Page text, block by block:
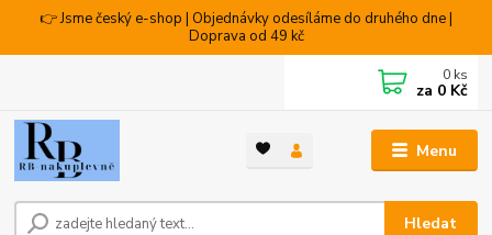
👉 Jsme český e-shop | Objednávky odesíláme do druhého dne |
Doprava od 49 kč
Menu
Hledat
0 ks
za 0 Kč